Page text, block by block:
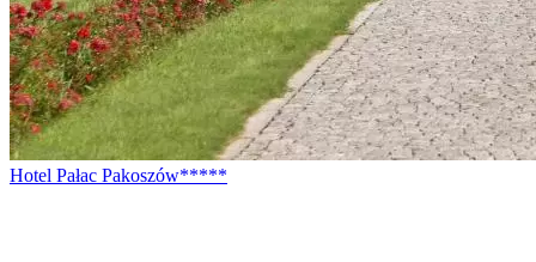
Hotel Pałac Pakoszów*****